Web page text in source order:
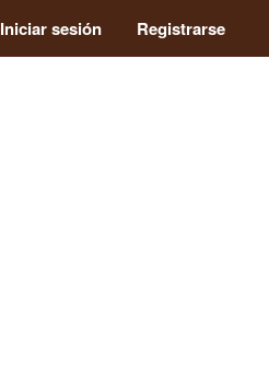
Iniciar sesión Registrarse